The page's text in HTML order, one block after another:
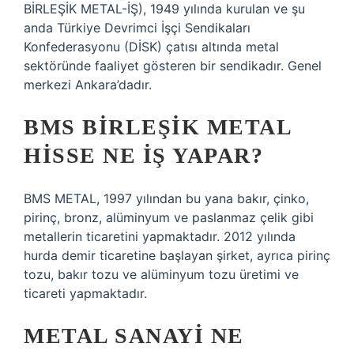
BİRLEŞİK METAL-İŞ), 1949 yılında kurulan ve şu
anda Türkiye Devrimci İşçi Sendikaları
Konfederasyonu (DİSK) çatısı altında metal
sektöründe faaliyet gösteren bir sendikadır. Genel
merkezi Ankara’dadır.
BMS BIRLEŞIK METAL
HISSE NE IŞ YAPAR?
BMS METAL, 1997 yılından bu yana bakır, çinko,
pirinç, bronz, alüminyum ve paslanmaz çelik gibi
metallerin ticaretini yapmaktadır. 2012 yılında
hurda demir ticaretine başlayan şirket, ayrıca pirinç
tozu, bakır tozu ve alüminyum tozu üretimi ve
ticareti yapmaktadır.
METAL SANAYI NE